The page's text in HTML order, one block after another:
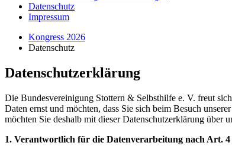
Datenschutz
Impressum
Kongress 2026
Datenschutz
Datenschutzerklärung
Die Bundesvereinigung Stottern & Selbsthilfe e. V. freut
Daten ernst und möchten, dass Sie sich beim Besuch
möchten Sie deshalb mit dieser Datenschutzerklärung über
1. Verantwortlich für die Datenverarbeitung nach Art.